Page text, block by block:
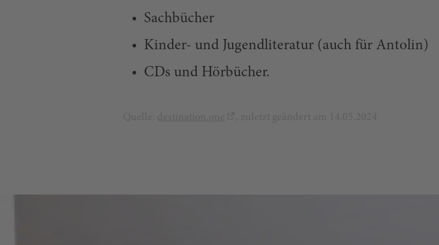
Sachbücher
Kinder- und Jugendliteratur (auch für Antolin)
CDs und Hörbücher.